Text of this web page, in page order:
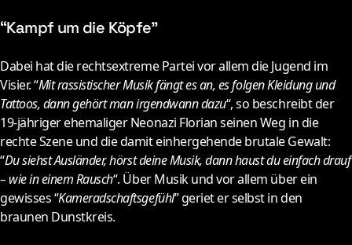
“Kampf um die Köpfe”
Dabei hat die rechtsextreme Partei vor allem die Jugend im
Visier. “Mit rassistischer Musik fängt es an, es folgen Kleidung und
Tattoos, dann gehört man irgendwann dazu“, so beschreibt der
19-jähriger ehemaliger Neonazi Florian seinen Weg in die
rechte Szene und die damit einhergehende brutale Gewalt:
“Du siehst Ausländer, hörst deine Musik, dann haust du einfach drauf
– wie in einem Rausch“. Über Musik und vor allem über ein
gewisses “Kameradschaftsgefühl” geriet er selbst in den
braunen Dunstkreis.